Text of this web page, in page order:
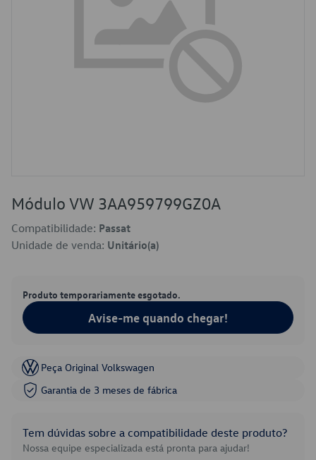
Módulo VW 3AA959799GZ0A
Compatibilidade: Passat
Unidade de venda: Unitário(a)
Produto temporariamente esgotado.
Avise-me quando chegar!
Peça Original Volkswagen
Garantia de 3 meses de fábrica
Tem dúvidas sobre a compatibilidade deste produto?
Nossa equipe especializada está pronta para ajudar!